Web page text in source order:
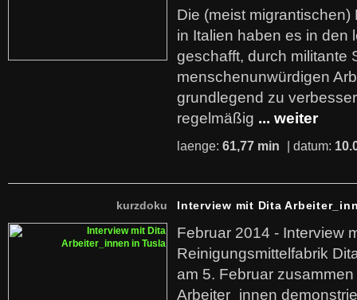
Die (meist
in Italien haben es in den
geschafft, durch militante
menschenunwürdigen
grundlegend zu
regelmäßig ... weiter
laenge: 61,77 min | datum:
kurzdoku Interview mit Dita
Februar 2014 - Interview
Reinigungsmittelfabrik
am 5. Februar
Arbeiter_innen